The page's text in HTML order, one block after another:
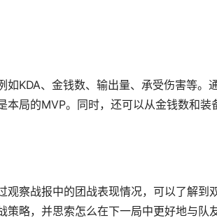
KDA、金钱数、输出量、承受伤害等。
局的MVP。同时，还可以从金钱数和装
观察战报中的团战表现情况，可以了解到
略，并思索怎么在下一局中更好地与队